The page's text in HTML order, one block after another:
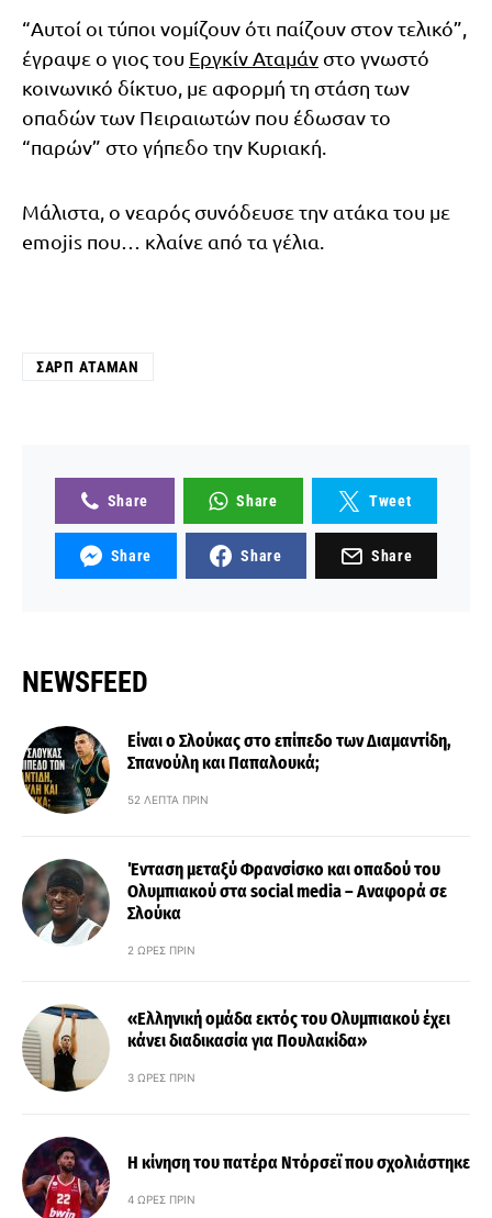
“Αυτοί οι τύποι νομίζουν ότι παίζουν στον τελικό”,
έγραψε ο γιος του Εργκίν Αταμάν στο γνωστό
κοινωνικό δίκτυο, με αφορμή τη στάση των
οπαδών των Πειραιωτών που έδωσαν το
“παρών” στο γήπεδο την Κυριακή.
Μάλιστα, ο νεαρός συνόδευσε την ατάκα του με
emojis που… κλαίνε από τα γέλια.
ΣΑΡΠ ΑΤΑΜΆΝ
Share Share Tweet
Share Share Share
NEWSFEED
Είναι ο Σλούκας στο επίπεδο των Διαμαντίδη,
Σπανούλη και Παπαλουκά;
52 ΛΕΠΤΆ ΠΡΙΝ
Ένταση μεταξύ Φρανσίσκο και οπαδού του
Ολυμπιακού στα social media – Αναφορά σε
Σλούκα
2 ΏΡΕΣ ΠΡΙΝ
«Ελληνική ομάδα εκτός του Ολυμπιακού έχει
κάνει διαδικασία για Πουλακίδα»
3 ΏΡΕΣ ΠΡΙΝ
Η κίνηση του πατέρα Ντόρσεϊ που σχολιάστηκε
4 ΏΡΕΣ ΠΡΙΝ